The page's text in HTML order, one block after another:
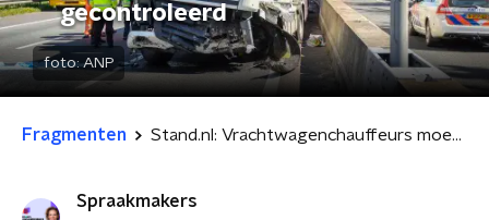
gecontroleerd
foto:ANP
Fragmenten Stand.nl: Vrachtwagenchauffeurs moeten strenger worden gecontroleerd
Spraakmakers